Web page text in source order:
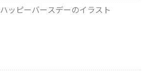
ハッピーバースデーのイラスト